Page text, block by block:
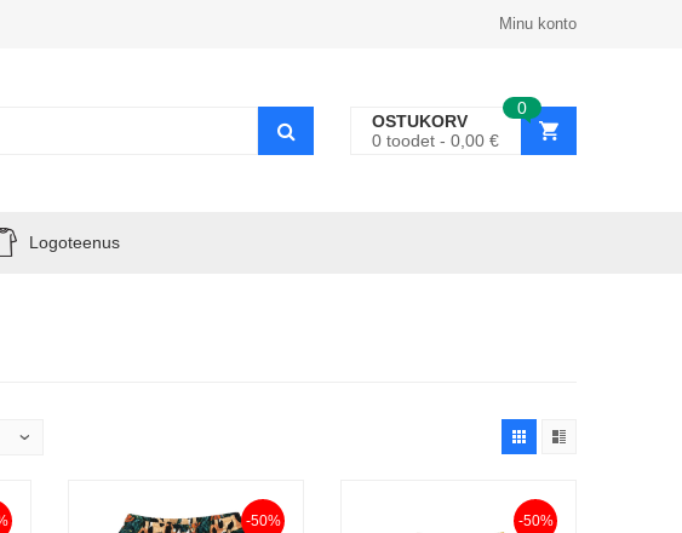
Minu konto
0
OSTUKORV
0 toodet 0,00 €
Logoteenus
-50% -50%